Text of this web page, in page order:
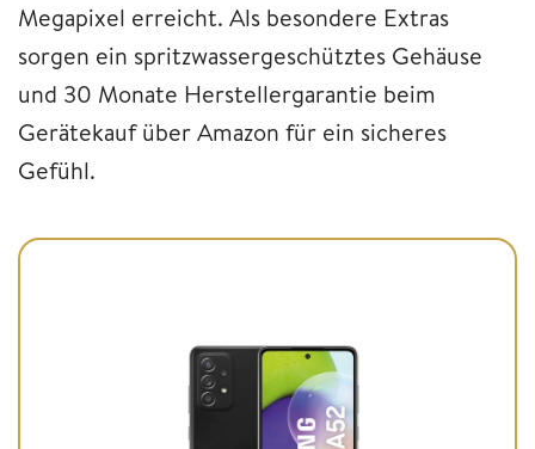
Megapixel erreicht. Als besondere Extras
sorgen ein spritzwassergeschütztes Gehäuse
und 30 Monate Herstellergarantie beim
Gerätekauf über Amazon für ein sicheres
Gefühl.